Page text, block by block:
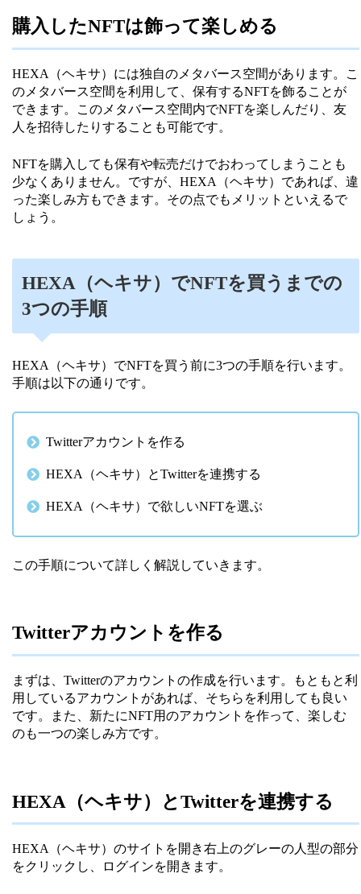
購入したNFTは飾って楽しめる
HEXA（ヘキサ）には独自のメタバース空間があります。こ
のメタバース空間を利用して、保有するNFTを飾ることが
できます。このメタバース空間内でNFTを楽しんだり、友
人を招待したりすることも可能です。
NFTを購入しても保有や転売だけでおわってしまうことも
少なくありません。ですが、HEXA（ヘキサ）であれば、違
った楽しみ方もできます。その点でもメリットといえるで
しょう。
HEXA（ヘキサ）でNFTを買うまでの
3つの手順
HEXA（ヘキサ）でNFTを買う前に3つの手順を行います。
手順は以下の通りです。
Twitterアカウントを作る
HEXA（ヘキサ）とTwitterを連携する
HEXA（ヘキサ）で欲しいNFTを選ぶ
この手順について詳しく解説していきます。
Twitterアカウントを作る
まずは、Twitterのアカウントの作成を行います。もともと利
用しているアカウントがあれば、そちらを利用しても良い
です。また、新たにNFT用のアカウントを作って、楽しむ
のも一つの楽しみ方です。
HEXA（ヘキサ）とTwitterを連携する
HEXA（ヘキサ）のサイトを開き右上のグレーの人型の部分
をクリックし、ログインを開きます。